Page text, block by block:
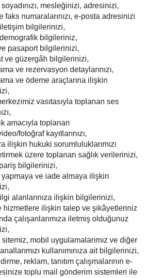
soyadınızı, mesleğinizi, adresinizi,
faks numaralarınızı, e-posta adresinizi
bilgilerinizi,
demografik bilgileriniz,
pasaport bilgilerinizi,
ve güzergâh bilgilerinizi,
ve rezervasyon detaylarınızı,
ve ödeme araçlarına ilişkin
vasıtasıyla toplanan ses
amacıyla toplanan
fotoğraf kayıtlarınızı,
ilişkin hukuki sorumluluklarımızı
üzere toplanan sağlık verilerinizi,
bilgilerinizi,
yapmaya ve iade almaya ilişkin
alanlarınıza ilişkin bilgilerinizi,
hizmetlere ilişkin talep ve şikâyetleriniz
çalışanlarımıza iletmiş olduğunuz
sitemiz, mobil uygulamalarımız ve diğer
kullanımınıza ait bilgilerinizi,
reklam, tanıtım çalışmalarının e-
toplu mail gönderim sistemleri ile